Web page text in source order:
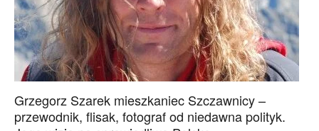
Grzegorz Szarek mieszkaniec Szczawnicy –
przewodnik, flisak, fotograf od niedawna polityk.